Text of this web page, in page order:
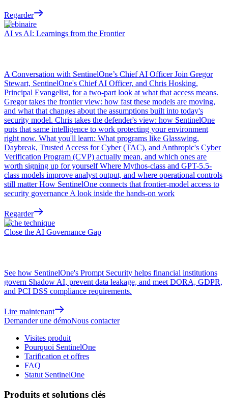
Regarder
Webinaire
AI vs AI: Learnings from the Frontier
A Conversation with SentinelOne’s Chief AI Officer Join Gregor
Stewart, SentinelOne's Chief AI Officer, and Chris Hosking,
Principal Evangelist, for a two-part look at what that access means.
Gregor takes the frontier view: how fast these models are moving,
and what that changes about the assumptions built into today's
security model. Chris takes the defender's view: how SentinelOne
puts that same intelligence to work protecting your environment
right now. What you'll learn: What programs like Glasswing,
Daybreak, Trusted Access for Cyber (TAC), and Anthropic's Cyber
Verification Program (CVP) actually mean, and which ones are
worth signing up for yourself Where Mythos-class and GPT-5.5-
class models improve analyst output, and where operational controls
still matter How SentinelOne connects that frontier-model access to
security governance A look inside the hands-on work
Regarder
Fiche technique
Close the AI Governance Gap
See how SentinelOne's Prompt Security helps financial institutions
govern Shadow AI, prevent data leakage, and meet DORA, GDPR,
and PCI DSS compliance requirements.
Lire maintenant
Demander une démoNous contacter
Visites produit
Pourquoi SentinelOne
Tarification et offres
FAQ
Statut SentinelOne
Produits et solutions clés